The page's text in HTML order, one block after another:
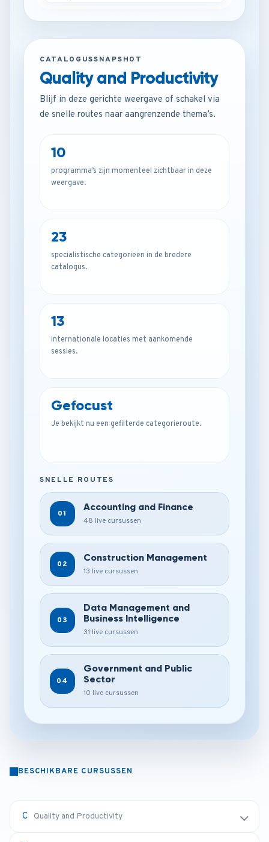
CATALOGUSSNAPSHOT
Quality and Productivity
Blijf in deze gerichte weergave of schakel via
de snelle routes naar aangrenzende thema’s.
10
programma’s zijn momenteel zichtbaar in deze
weergave.
23
specialistische categorieën in de bredere
catalogus.
13
internationale locaties met aankomende
sessies.
Gefocust
Je bekijkt nu een gefilterde categorieroute.
SNELLE ROUTES
01
Accounting and Finance
48 live cursussen
02
Construction Management
13 live cursussen
03
Data Management and
Business Intelligence
31 live cursussen
04
Government and Public
Sector
10 live cursussen
BESCHIKBARE CURSUSSEN
Quality and Productivity